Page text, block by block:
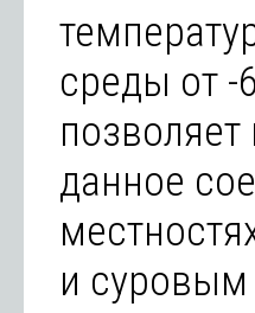
среды от -
данное
и